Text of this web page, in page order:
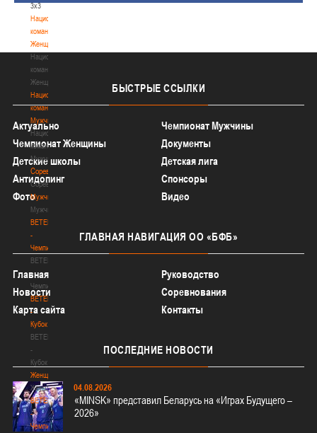
3х3
Национальная
команда.
Женщины
Национальная
команда.
Женщины
Национальная
команда.
Мужчины
Национальная
команда.
Мужчины
Соревнования
Соревнования
Мужчины
Мужчины
BETERA
-
Чемпионат
BETERA
-
Чемпионат
BETERA
-
Кубок
BETERA
-
Кубок
Женщины
Женщины
BETERA
-
Чемпионат
БЫСТРЫЕ ССЫЛКИ
Актуально
Чемпионат Мужчины
Чемпионат Женщины
Документы
Детские школы
Детская лига
Антидопинг
Спонсоры
Фото
Видео
ГЛАВНАЯ НАВИГАЦИЯ ОО «БФБ»
Главная
Руководство
Новости
Соревнования
Карта сайта
Контакты
ПОСЛЕДНИЕ НОВОСТИ
04.08.2026
«MINSK» представил Беларусь на «Играх Будущего –
2026»